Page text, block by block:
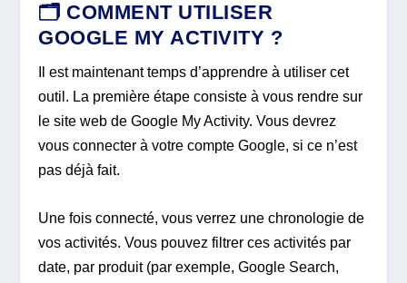
🗂️ COMMENT UTILISER
GOOGLE MY ACTIVITY ?
Il est maintenant temps d’apprendre à utiliser cet
outil. La première étape consiste à vous rendre sur
le site web de Google My Activity. Vous devrez
vous connecter à votre compte Google, si ce n’est
pas déjà fait.
Une fois connecté, vous verrez une chronologie de
vos activités. Vous pouvez filtrer ces activités par
date, par produit (par exemple, Google Search,